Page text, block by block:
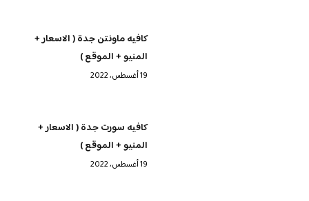
كافيه ماونتن جدة ( الاسعار +
المنيو + الموقع )
19 أغسطس، 2022
كافيه سورت جدة ( الاسعار +
المنيو + الموقع )
19 أغسطس، 2022